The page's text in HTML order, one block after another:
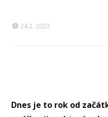
24.2. 2023
Dnes je to rok od